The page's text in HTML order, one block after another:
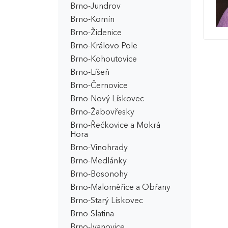
Brno-Jundrov
Brno-Komín
Brno-Židenice
Brno-Královo Pole
Brno-Kohoutovice
Brno-Líšeň
Brno-Černovice
Brno-Nový Lískovec
Brno-Žabovřesky
Brno-Řečkovice a Mokrá
Hora
Brno-Vinohrady
Brno-Medlánky
Brno-Bosonohy
Brno-Maloměřice a Obřany
Brno-Starý Lískovec
Brno-Slatina